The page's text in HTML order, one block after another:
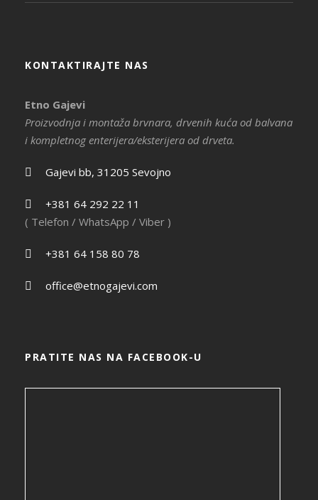
KONTAKTIRAJTE NAS
Etno Gajevi
Proizvodnja i montaža brvnara, drvenih kuća od balvana
i kompletnog enterijera/eksterijera od drveta.
Gajevi bb, 31205 Sevojno
+381 64 292 22 11
( Telefon / WhatsApp / Viber )
+381 64 158 80 78
office@etnogajevi.com
PRATITE NAS NA FACEBOOK-U